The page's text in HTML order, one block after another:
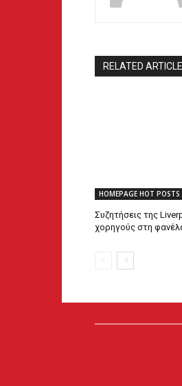
RELATED
HOMEPAGE HOT POSTS
Συζητήσεις της
χορηγούς στη